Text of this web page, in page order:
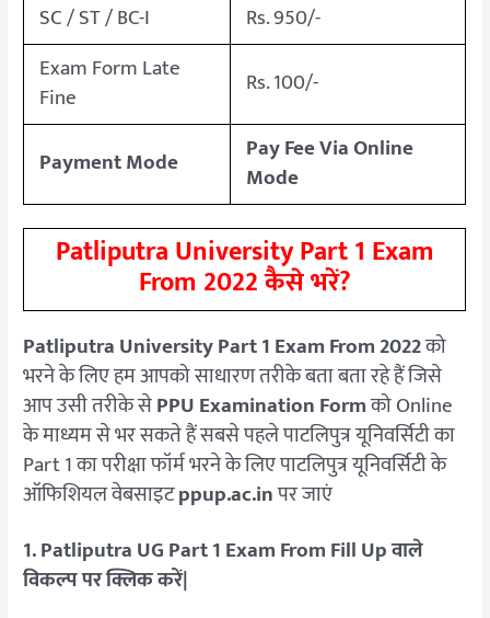
SC / ST / BC-I
Rs. 950/-
Exam Form Late
Fine
Rs. 100/-
Payment Mode
Pay Fee Via Online
Mode
Patliputra University Part 1 Exam
From 2022 कैसे भरें?
Patliputra University Part 1 Exam From 2022को
भरने के लिए हम आपको साधारण तरीके बता बता रहे हैं जिसे
आप उसी तरीके सेPPU Examination Formको Online
के माध्यम से भर सकते हैं सबसे पहले पाटलिपुत्र यूनिवर्सिटी का
Part 1 का परीक्षा फॉर्म भरने के लिए पाटलिपुत्र यूनिवर्सिटी के
ऑफिशियल वेबसाइटppup.ac.inपर जाएं
1. Patliputra UG Part 1 Exam From Fill Up वाले
विकल्प पर क्लिक करें|